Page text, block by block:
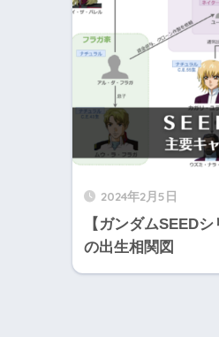
2024年2月5日
【ガンダムSEED
の出生相関図